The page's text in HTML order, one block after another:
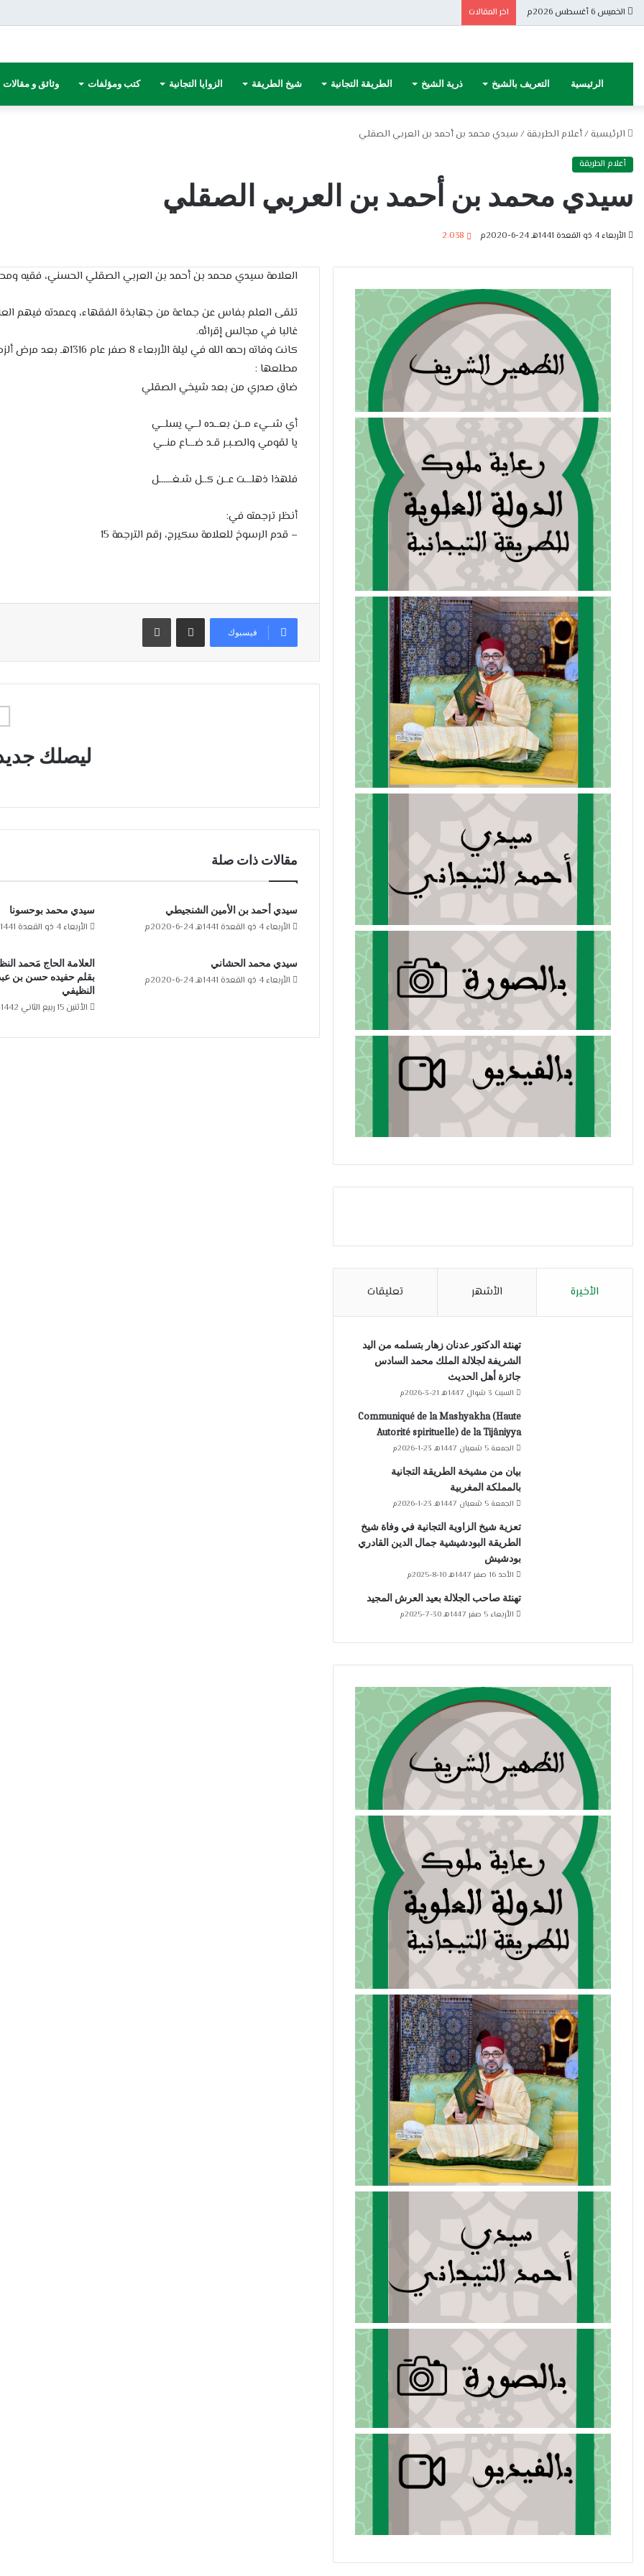
الخميس 6 أغسطس 2026م اخر المقالات
الرئيسية التعريف بالشيخ ذرية الشيخ الطريقة التجانية شيخ الطريقة الزوايا التجانية كتب ومؤلفات وثائق و مقالات
الرئيسية /أعلام الطريقة / سيدي محمد بن أحمد بن العربي الصقلي
أعلام الطريقة
سيدي محمد بن أحمد بن العربي الصقلي
الأربعاء 4 ذو القعدة 1441هـ 24-6-2020م 2٬038
العلامة سيدي محمد بن أحمد بن العربي الصقلي الحسني، فقيه
تلقى العلم بفاس عن جماعة من جهابذة الفقهاء، وعمدته فيهم
غالبا في مجالس إقرائه.
كانت وفاته رحمه الله في
مطلعها :
ضاق صدري من بعد شيخي الصقلي
أي شــيء مــن بعــده لــي يسلــي
يا لقومي والصـبـر قـد ضـــاع منــي
فلهذا ذهلـــت عــن كــل شـغــــــل
أنظر ترجمته في:
– قدم الرسوخ للعلامة سكيرج، رقم الترجمة 15
فيسبوك
مشاركة عبر البريد
ليصلك
مقالات ذات صلة
سيدي أحمد بن الأمين الشنجيطي
الأربعاء 4 ذو القعدة 1441هـ 24-6-2020م
سيدي محمد بوحسونا
الأربعاء 4 ذو القعدة 1441هـ 24-6-2020م
سيدي محمد الحشاني
الأربعاء 4 ذو القعدة 1441هـ 24-6-2020م
العلامة الحاج مَحمد
بقلم حفيده حسن بن
النظيفي
الأثنين 15 ربيع الثاني 1442هـ 30-11-2020م
الأخيرة الأشهر تعليقات
تهنئة الدكتور عدنان زهار بتسلمه من اليد
الشريفة لجلالة الملك محمد السادس
جائزة أهل الحديث
السبت 3 شوال 1447هـ 21-3-2026م
Communiqué de la Mashyakha (Haute
Autorité spirituelle) de la Tijâniyya
الجمعة 5 شعبان 1447هـ 23-1-2026م
بيان من مشيخة الطريقة التجانية
بالمملكة المغربية
الجمعة 5 شعبان 1447هـ 23-1-2026م
تعزية شيخ الزاوية التجانية في وفاة شيخ
الطريقة البودشيشية جمال الدين القادري
بودشيش
الأحد 16 صفر 1447هـ 10-8-2025م
تهنئة صاحب الجلالة بعيد العرش المجيد
الأربعاء 5 صفر 1447هـ 30-7-2025م